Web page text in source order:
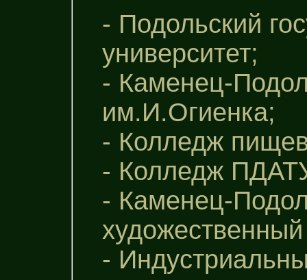
- Подольский
университет;
- Каменец-
им.И.Огиенка;
- Колледж
- Колледж
- Каменец-
-